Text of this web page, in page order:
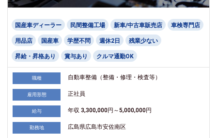
国産車ディーラー 民間整備工場 新車/中古車販売店 車検専門店
用品店 国産車 学歴不問 週休2日 残業少ない
昇給・昇格あり 賞与あり クルマ通勤OK
職種 自動車整備（整備・修理・検査等）
雇用形態 正社員
給与 年収 3,300,000円～5,000,000円
勤務地 広島県広島市安佐南区